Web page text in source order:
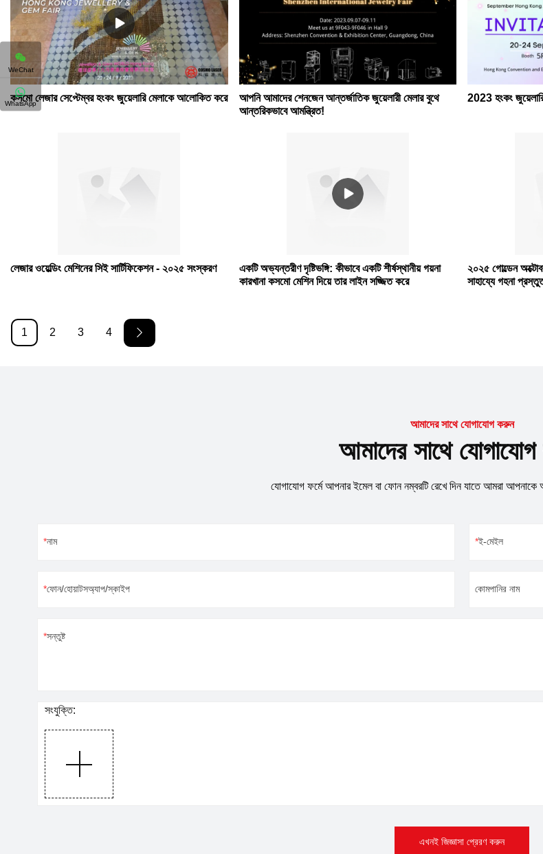
কসমো লেজার সেপ্টেম্বর হংকং জুয়েলারি মেলাকে আলোকিত করে
আপনি আমাদের শেনজেন আন্তর্জাতিক জুয়েলারী মেলার বুথে
আন্তরিকভাবে আমন্ত্রিত!
2023 হংকং
লেজার ওয়েল্ডিং মেশিনের সিই সার্টিফিকেশন - ২০২৫ সংস্করণ
একটি অভ্যন্তরীণ দৃষ্টিভঙ্গি: কীভাবে একটি শীর্ষস্থানীয় গয়না
কারখানা কসমো মেশিন দিয়ে তার লাইন সজ্জিত করে
২০২৫ গোল্ডেন
সাহায্যে গহনা
1 2 3 4
আমাদের সাথে যোগাযোগ করুন
আমাদের সাথে
যোগাযোগ ফর্মে আপনার ইমেল বা ফোন নম্বরটি রেখে দিন যাতে আমরা আপনাকে
নাম ই-মেইল
ফোন/হোয়াটসঅ্যাপ/স্কাইপ কোমপানির নাম
সন্তুষ্ট
সংযুক্তি:
এখনই জিজ্ঞাসা প্রেরণ করুন
WeChat
WhatsApp